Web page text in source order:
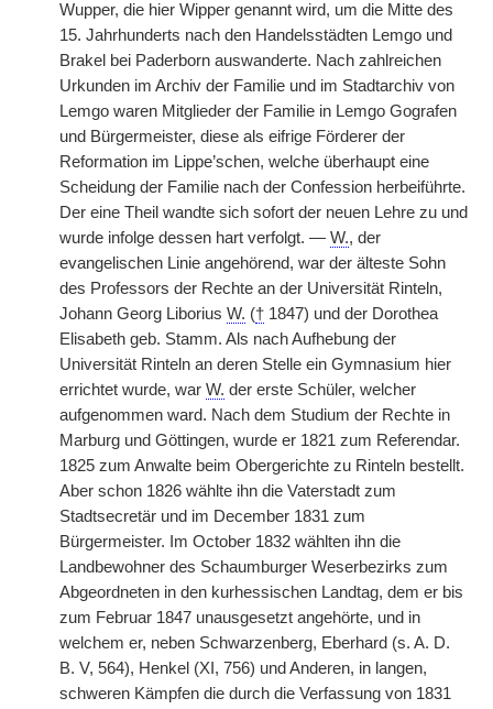
Wupper, die hier Wipper genannt wird, um die Mitte des
15. Jahrhunderts nach den Handelsstädten Lemgo und
Brakel bei Paderborn auswanderte. Nach zahlreichen
Urkunden im Archiv der Familie und im Stadtarchiv von
Lemgo waren Mitglieder der Familie in Lemgo Gografen
und Bürgermeister, diese als eifrige Förderer der
Reformation im Lippe’schen, welche überhaupt eine
Scheidung der Familie nach der Confession herbeiführte.
Der eine Theil wandte sich sofort der neuen Lehre zu und
wurde infolge dessen hart verfolgt. — W., der
evangelischen Linie angehörend, war der älteste Sohn
des Professors der Rechte an der Universität Rinteln,
Johann Georg Liborius W. († 1847) und der Dorothea
Elisabeth geb. Stamm. Als nach Aufhebung der
Universität Rinteln an deren Stelle ein Gymnasium hier
errichtet wurde, war W. der erste Schüler, welcher
aufgenommen ward. Nach dem Studium der Rechte in
Marburg und Göttingen, wurde er 1821 zum Referendar.
1825 zum Anwalte beim Obergerichte zu Rinteln bestellt.
Aber schon 1826 wählte ihn die Vaterstadt zum
Stadtsecretär und im December 1831 zum
Bürgermeister. Im October 1832 wählten ihn die
Landbewohner des Schaumburger Weserbezirks zum
Abgeordneten in den kurhessischen Landtag, dem er bis
zum Februar 1847 unausgesetzt angehörte, und in
welchem er, neben Schwarzenberg, Eberhard (s. A. D.
B. V, 564), Henkel (XI, 756) und Anderen, in langen,
schweren Kämpfen die durch die Verfassung von 1831